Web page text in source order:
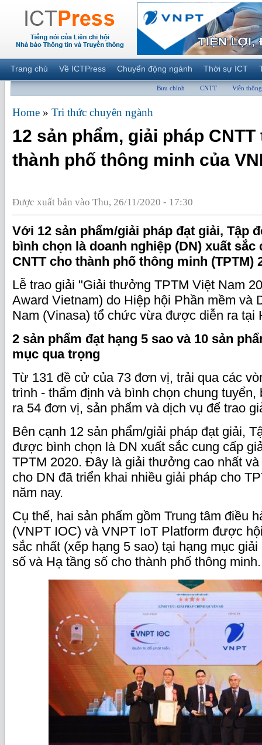
Trang chủ Về ICTPress Chuyển động ngành Thời sự ICT
Bưu chính CNTT Viễn thông
Home » Tri thức chuyên ngành
12 sản phẩm, giải pháp
thành phố thông minh của
Được xuất bản vào Thu, 26/11/2020 - 17:30
Với 12 sản phẩm/giải pháp đạt giải, Tập
bình chọn là doanh nghiệp (DN) xuất sắc
CNTT cho thành phố thông minh (TPTM)
Lễ trao giải "Giải thưởng TPTM Việt Nam
Award Vietnam) do Hiệp hội Phần mềm và
Nam (Vinasa) tổ chức vừa được diễn ra tại
2 sản phẩm đạt hạng 5 sao và 10 sản
mục qua trọng
Từ 131 đề cử của 73 đơn vị, trải qua các
trình - thẩm định và bình chọn chung
ra 54 đơn vị, sản phẩm và dịch vụ để trao
Bên cạnh 12 sản phẩm/giải pháp đạt giải,
được bình chọn là DN xuất sắc cung cấp
TPTM 2020. Đây là giải thưởng cao nhất
cho DN đã triển khai nhiều giải pháp cho
năm nay.
Cụ thể, hai sản phẩm gồm Trung tâm điều
(VNPT IOC) và VNPT IoT Platform được
sắc nhất (xếp hạng 5 sao) tại hạng mục
số và Hạ tầng số cho thành phố thông minh.